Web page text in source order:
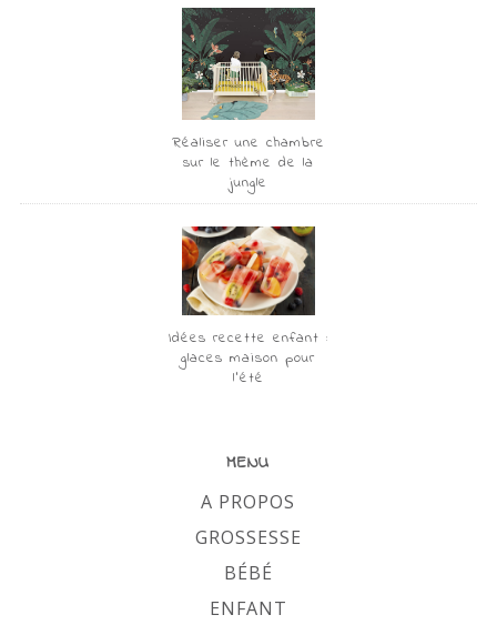
Réaliser une chambre
sur le thème de la
jungle
Idées recette enfant :
glaces maison pour
l’été
MENU
A PROPOS
GROSSESSE
BÉBÉ
ENFANT